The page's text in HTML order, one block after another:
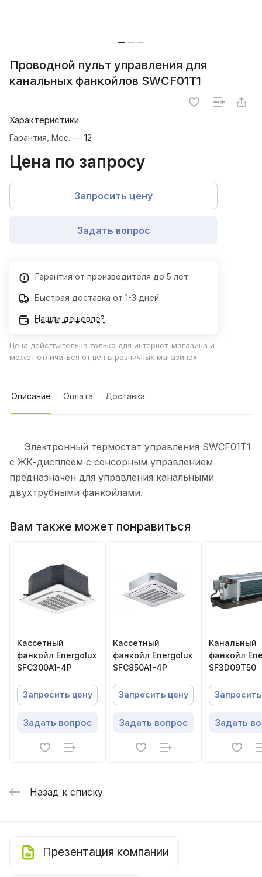
Проводной пульт управления для
канальных фанкойлов SWCF01T1
Характеристики
Гарантия, Мес. — 12
Цена по запросу
Запросить цену
Задать вопрос
Гарантия от производителя до 5 лет
Быстрая доставка от 1-3 дней
Нашли дешевле?
Цена действительна только для интернет-магазина и
может отличаться от цен в розничных магазинах
Описание Оплата Доставка
Электронный термостат управления SWCF01T1
c ЖК-дисплеем с сенсорным управлением
предназначен для управления канальными
двухтрубными фанкойлами.
Вам также может понравиться
Кассетный
фанкойл Energolux
SFC300A1-4P
Запросить цену
Задать вопрос
Кассетный
фанкойл Energolux
SFC850A1-4P
Запросить цену
Задать вопрос
Канальный
фанкойл
SF3D09T50
Задать
Назад к списку
Презентация компании